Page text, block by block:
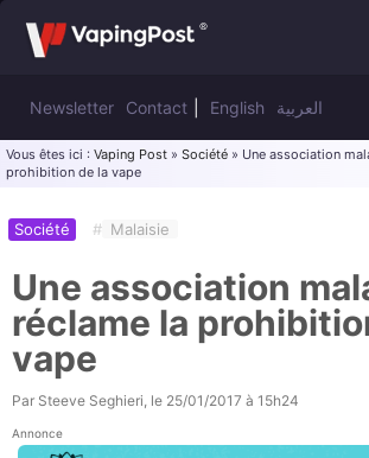
Newsletter Contact English العربية
Vous êtes ici : Vaping Post » Société » Une association
prohibition de la vape
Société # Malaisie
Une association
réclame la
vape
Par Steeve Seghieri, le 25/01/2017 à 15h24
Annonce